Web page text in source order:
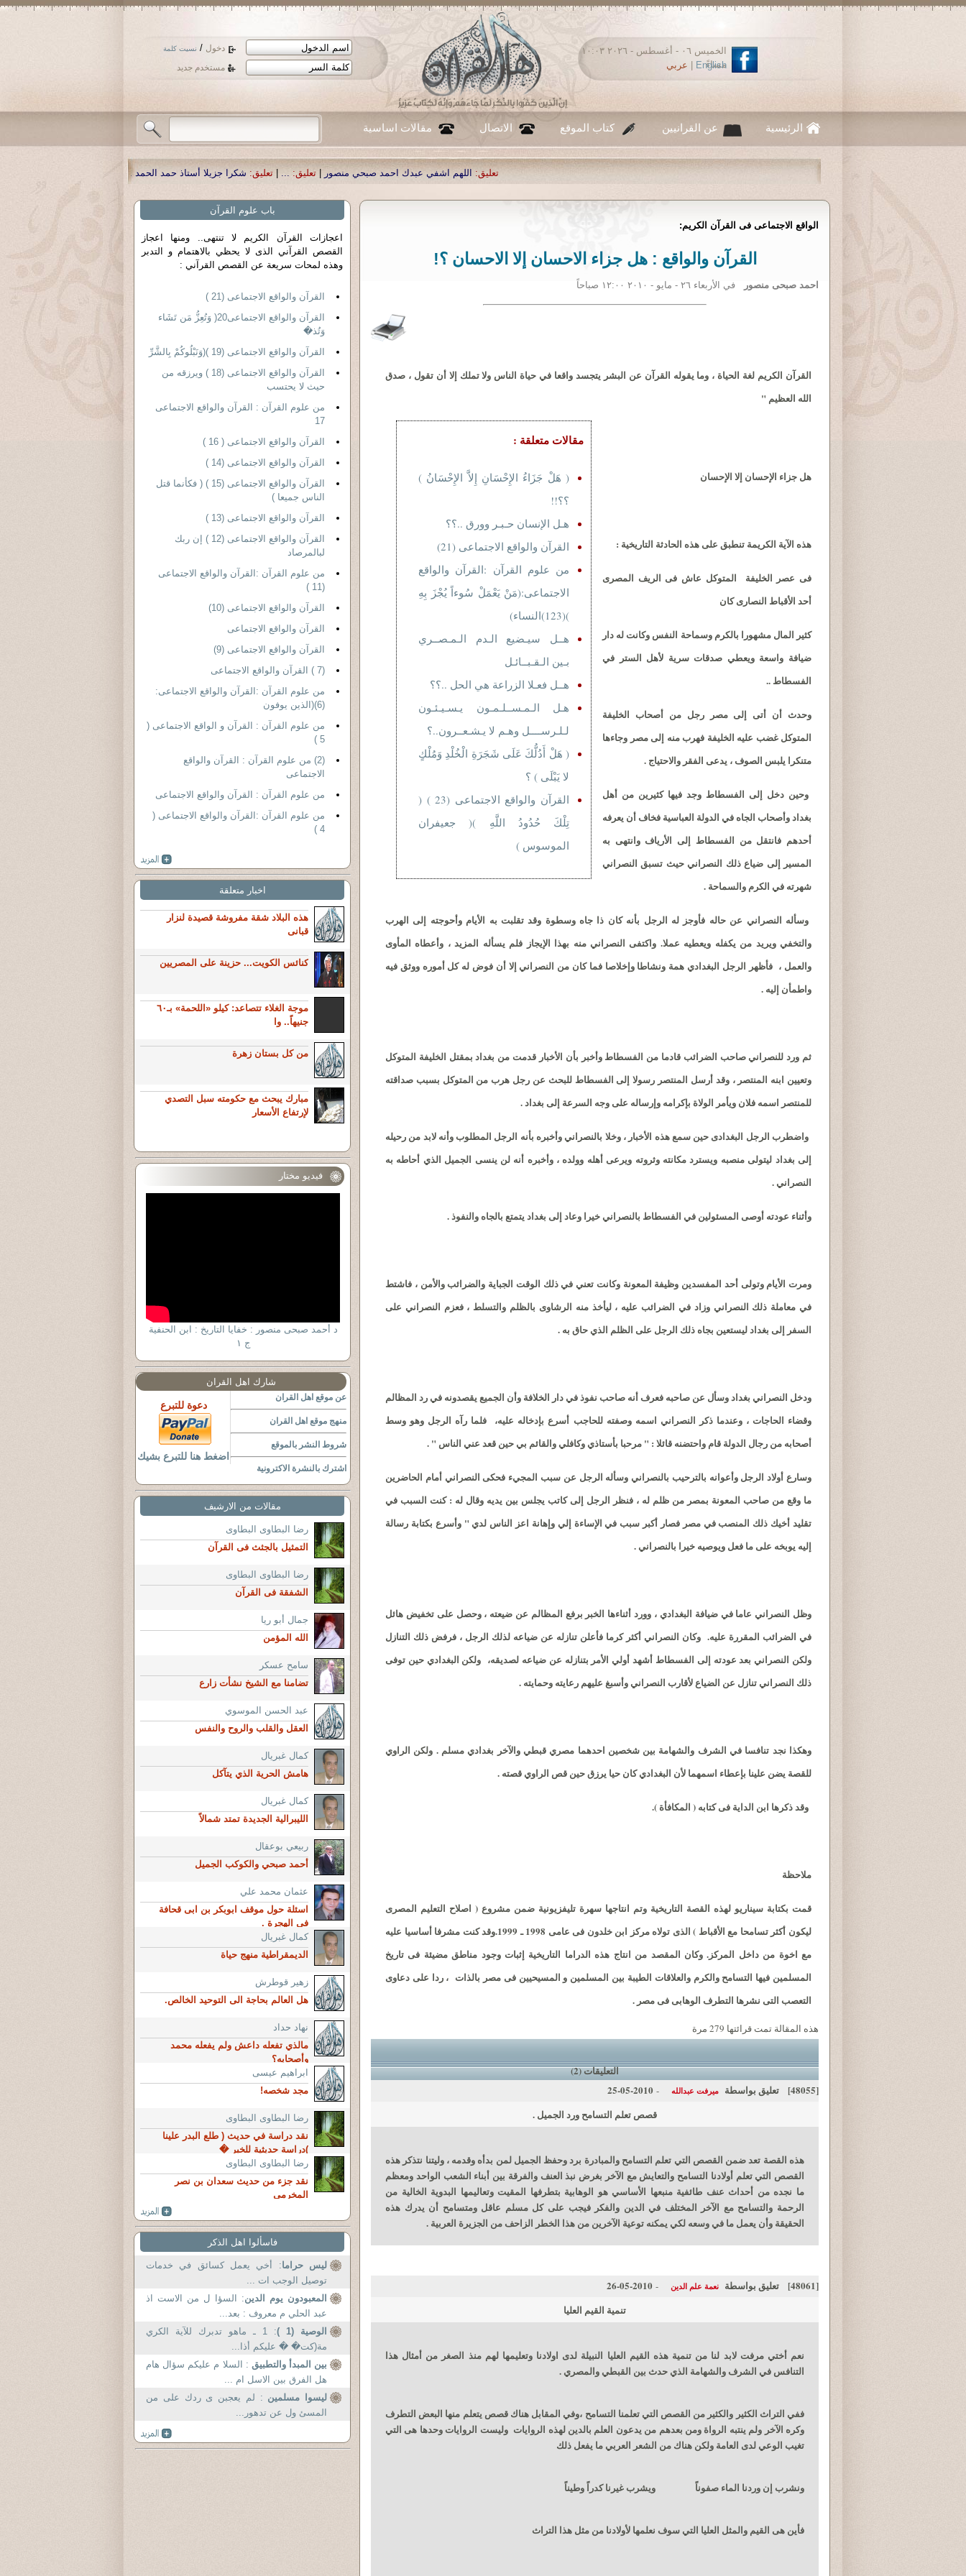
دخول / نسيت كلمة
مستخدم جديد
الخميس ٠٦ - أغسطس - ٢٠٢٦ ١٠:٠٣
مساءً
English عربي
الرئيسية عن القرانيين كتاب الموقع الاتصال مقالات اساسية
اللهم اشفي عبدك احمد صبحي منصور|تعليق: ...
|تعليق: شكرا جزيلا أستاذ حمد الحمد .أكرمكم الله .|تعليق: نسأل الله تعالى أن يمن بالشفاء
الواقع الاجتماعى فى القرآن الكريم:
القرآن والواقع : هل جزاء الاحسان إلا الاحسان ؟!
احمد صبحى منصور في الأربعاء ٢٦ - مايو - ٢٠١٠ ١٢:٠٠ صباحاً
القرآن الكريم لغة الحياة ، وما يقوله القرآن عن البشر يتجسد واقعا في حياة الناس ولا تملك إلا أن تقول ، صدق
الله العظيم "
مقالات متعلقة :
( هَلْ جَزَاءُ الإِحْسَانِ إِلاَّ الإِحْسَانُ )
؟؟!!
هـل الإنسان حـبـر وورق ..؟؟
القرآن والواقع الاجتماعى (21)
من علوم القرآن :القرآن والواقع
الاجتماعى:(مَنْ يَعْمَلْ سُوءاً يُجْزَ بِهِ
)(123)النساء)
هــل سيـضيع الـدم الـمـصــري
بـين الـقـبــائـل
هــل فعـلا الزراعة هي الحل ..؟؟
هـل الـمـســلـمـون يـسـيـئـون
لـلـرســــل وهـم لا يـشـعــرون..؟
( هَلْ أَدُلُّكَ عَلَى شَجَرَةِ الْخُلْدِ وَمُلْكٍ
لا يَبْلَى ) ؟
القرآن والواقع الاجتماعى (23 ) (
تِلْكَ حُدُودُ اللَّهِ )( جعيفران
الموسوس )
هل جزاء الإحسان إلا الإحسان
هذه الآية الكريمة تنطبق على هذه الحادثة التاريخية :
فى عصر الخليفة المتوكل عاش فى الريف المصرى
أحد الأقباط النصارى كان
كثير المال مشهورا بالكرم وسماحة النفس وكانت له دار
ضيافة واسعة ويعطي صدقات سرية لأهل الستر في
الفسطاط ..
وحدث أن أتى إلى مصر رجل من أصحاب الخليفة
المتوكل غضب عليه الخليفة فهرب منه إلى مصر وجاءها
متنكرا يلبس الصوف ، يدعى الفقر والاحتياج .
وحين دخل إلى الفسطاط وجد فيها كثيرين من أهل
بغداد وأصحاب الجاه في الدولة العباسية فخاف أن يعرفه
أحدهم فانتقل من الفسطاط إلى الأرياف وانتهى به
المسير إلى ضياع ذلك النصراني حيث تسبق النصراني
شهرته في الكرم والسماحة .
وسأله النصراني عن حاله فأوجز له الرجل بأنه كان ذا جاه وسطوة وقد تقلبت به الأيام وأحوجته إلى الهرب
والتخفي ويريد من يكفله ويعطيه عملا. واكتفى النصراني منه بهذا الإيجاز فلم يسأله المزيد ، وأعطاه المأوى
والعمل ، فأظهر الرجل البغدادي همة ونشاطا وإخلاصا فما كان من النصراني إلا أن فوض له كل أموره ووثق فيه
واطمأن إليه .
ثم ورد للنصراني صاحب الضرائب قادما من الفسطاط وأخبر بأن الأخبار قدمت من بغداد بمقتل الخليفة المتوكل
وتعيين ابنه المنتصر ، وقد أرسل المنتصر رسولا إلى الفسطاط للبحث عن رجل هرب من المتوكل بسبب صداقته
للمنتصر اسمه فلان ويأمر الولاة بإكرامه وإرساله على وجه السرعة إلى بغداد .
واضطرب الرجل البغدادى حين سمع هذه الأخبار ، وخلا بالنصراني وأخبره بأنه الرجل المطلوب وأنه لابد من رحيله
إلى بغداد ليتولى منصبه ويسترد مكانته وثروته ويرعى أهله وولده ، وأخبره أنه لن ينسى الجميل الذي أحاطه به
النصراني .
وأثناء عودته أوصى المسئولين في الفسطاط بالنصراني خيرا وعاد إلى بغداد يتمتع بالجاه والنفوذ .
ومرت الأيام وتولى أحد المفسدين وظيفة المعونة وكانت تعني في ذلك الوقت الجباية والضرائب والأمن ، فاشتط
في معاملة ذلك النصراني وزاد في الضرائب عليه ، ليأخذ منه الرشاوى بالظلم والتسلط ، فعزم النصراني على
السفر إلى بغداد ليستعين بجاه ذلك الرجل على الظلم الذي حاق به .
ودخل النصراني بغداد وسأل عن صاحبه فعرف أنه صاحب نفوذ في دار الخلافة وأن الجميع يقصدونه في رد المظالم
وقضاء الحاجات ، وعندما ذكر النصراني اسمه وصفته للحاجب أسرع بإدخاله عليه، فلما رآه الرجل وهو وسط
أصحابه من رجال الدولة قام واحتضنه قائلا : " مرحبا بأستاذي وكافلي والقائم بي حين قعد عني الناس " .
وسارع أولاد الرجل وأعوانه بالترحيب بالنصراني وسأله الرجل عن سبب المجيء فحكى النصراني أمام الحاضرين
ما وقع من صاحب المعونة بمصر من ظلم له ، فنظر الرجل إلى كاتب يجلس بين يديه وقال له : كنت السبب في
تقليد أخيك ذلك المنصب في مصر فصار أكبر سبب في الإساءة إلي وإهانة اعز الناس لدي " وأسرع بكتابة رسالة
إليه يوبخه على ما فعل ويوصيه خيرا بالنصراني .
وظل النصراني عاما في ضيافة البغدادي ، وورد أثناءها الخبر برفع المظالم عن ضيعته ، وحصل على تخفيض هائل
في الضرائب المقررة عليه. وكان النصراني أكثر كرما فأعلن تنازله عن ضياعه لذلك الرجل ، فرفض ذلك التنازل
ولكن النصراني بعد عودته إلى الفسطاط أشهد أولي الأمر بتنازله عن ضياعه لصديقه، ولكن البغدادي حين توفى
ذلك النصراني تنازل عن الضياع لأقارب النصراني وأسبغ عليهم رعايته وحمايته .
وهكذا نجد تنافسا في الشرف والشهامة بين شخصين احدهما مصري قبطي والآخر بغدادي مسلم . ولكن الراوي
للقصة يضن علينا بإعطاء اسمهما لأن البغدادي كان حيا يرزق حين قص الراوي قصته .
وقد ذكرها ابن الداية فى كتابه ( المكافأة ).
ملاحظة
قمت بكتابة سيناريو لهذه القصة التاريخية وتم انتاجها سهرة تليفزيونية ضمن مشروع ( اصلاح التعليم المصرى
ليكون أكثر تسامحا مع الأقباط ) الذى تولاه مركز ابن خلدون فى عامى 1998 ـ 1999.وقد كنت مشرفا أساسيا عليه
مع اخوة من داخل المركز. وكان المقصد من انتاج هذه الدراما التاريخية إثبات وجود مناطق مضيئة فى تاريخ
المسلمين فيها التسامح والكرم والعلاقات الطيبة بين المسلمين و المسيحيين فى مصر بالذات ، ردا على دعاوى
التعصب التى نشرها التطرف الوهابى فى مصر .
هذه المقالة تمت قرائتها 279 مرة
التعليقات (2)
[48055]
تعليق بواسطة ميرفت عبدالله -
2010-05-25
قصص تعلم التسامح ورد الجميل .
هذه القصة تعد ضمن القصص التي تعلم التسامح والمبادرة برد وحفظ الجميل لمن بدأه وقدمه ، وليتنا نتذكر هذه
القصص التي تعلم أولادنا التسامح والتعايش مع الآخر بغرض نبذ العنف والفرقة بين أبناء الشعب الواحد ومعظم
ما نجده من أحداث عنف طائفية منبعها الأساسي هو الوهابية بتطرفها المقيت وتعاليمها البدوية الخالية من
الرحمة والتسامح مع الآخر المختلف في الدين والفكر فيجب على كل مسلم عاقل ومتسامح أن يدرك هذه
الحقيقة وأن يعمل ما في وسعه لكي يمكنه توعية الآخرين من هذا الخطر الزاحف من الجزيرة العربية .
[48061] تعليق بواسطة نعمة علم الدين -
2010-05-26
تنمية القيم العليا
نعم أختي مرفت لابد لنا من تنمية هذه القيم العليا النبيلة لدى اولادنا وتعليمها لهم منذ الصغر من أمثال هذا
التنافس في الشرف والشهامة الذي حدث بين القبطي والمصري .
ففي التراث الكثير والكثير من القصص التي تعلمنا التسامح ،وفي المقابل هناك قصص يتعلم منها البعض التطرف
وكره الآخر ولم ينتبه الرواة ومن بعدهم من يدعون العلم بالدين لهذه الروايات وليست الروايات وحدها هى التي
تغيب الوعي لدى العامة ولكن هناك من الشعر العربي ما يفعل ذلك
ونشرب إن وردنا الماء صفوناً ويشرب غيرنا كدراً وطيناً
فأين هى القيم والمثل العليا التي سوف نعلمها لأولادنا من مثل هذا التراث
باب علوم القرآن
اعجازات القرآن الكريم لا تنتهى.. ومنها اعجاز
القصص القرآني الذى لا يحظي بالاهتمام و التدبر
وهذه لمحات سريعة عن القصص القرآني :
القرآن والواقع الاجتماعى (21 )
القرآن والواقع الاجتماعى20( وَتُعِزُّ مَن تَشَاء
وَتُذ�
القرآن والواقع الاجتماعى (19 )(وَنَبْلُوكُمْ بِالشَّرِّ
القرآن والواقع الاجتماعى (18 ) ويرزقه من
حيث لا يحتسب
من علوم القرآن : القرآن والواقع الاجتماعى
17
القرآن والواقع الاجتماعى ( 16 )
القرآن والواقع الاجتماعى (14 )
القرآن والواقع الاجتماعى (15 ) ( فكأنما قتل
الناس جميعا )
القرآن والواقع الاجتماعى (13 )
القرآن والواقع الاجتماعى (12 ) إن ربك
لبالمرصاد
من علوم القرآن :القرآن والواقع الاجتماعى
(11 )
القرآن والواقع الاجتماعى (10)
القرآن والواقع الاجتماعى
القرآن والواقع الاجتماعى (9)
(7 ) القرآن والواقع الاجتماعى
من علوم القرآن :القرآن والواقع الاجتماعى:
(6)(الذين يوفون
من علوم القرآن : القرآن و الواقع الاجتماعى (
5 )
(2) من علوم القرآن : القرآن والواقع
الاجتماعى
من علوم القرآن : القرآن والواقع الاجتماعى
من علوم القرآن :القرآن والواقع الاجتماعى (
4 )
اخبار متعلقة
هذه البلاد شقة مفروشة قصيدة لنزار
قبانى
كنائس الكويت... حزينة على المصريين
موجة الغلاء تتصاعد: كيلو «اللحمة» بـ٦٠
جنيهاً.. وا
من كل بستان زهرة
مبارك يبحث مع حكومته سبل التصدي
لإرتفاع الأسعار
فيديو مختار
د أحمد صبحى منصور : خفايا التاريخ : ابن الحنفية
ج ١
شارك اهل القران
عن موقع اهل القران
منهج موقع اهل القران
شروط النشر بالموقع
اشترك بالنشرة الاكترونية
دعوة للتبرع
اضغط هنا للتبرع بشيك
مقالات من الارشيف
رضا البطاوى البطاوى
التمثيل بالجثث فى القرآن
رضا البطاوى البطاوى
الشفقة فى القرآن
جمال أبو ريا
الله المؤمن
سامح عسكر
تضامنا مع الشيخ نشأت زارع
عبد الحسن الموسوي
العقل والقلب والروح والنفس
كمال غبريال
هامش الحرية الذي يتآكل
كمال غبريال
الليبرالية الجديدة تمتد شمالاً
ربيعي بوعقال
أحمد صبحي والكوكب الجميل
عثمان محمد علي
اسئلة حول موقف ابوبكر بن ابى قحافة
فى الهجرة .
كمال غبريال
الديمقراطية منهج حياة
زهير قوطرش
هل العالم بحاجة الى التوحيد الخالص.
نهاد حداد
مالذي تفعله داعش ولم يفعله محمد
وأصحابه؟
ابراهيم عيسى
مجد شخصه!
رضا البطاوى البطاوى
نقد دراسة في حديث ( طلع البدر علينا
)دراسة حديثية للخبر �
رضا البطاوى البطاوى
نقد جزء من حديث سعدان بن نصر
المخرمي
فاسألوا اهل الذكر
ليس حراما: أخي يعمل كسائق في خدمات
توصيل الوجب ات ...
المعبودون يوم الدين: السؤا ل من الاست اذ
عبد الحلي م معروف : بعد...
الوصية (1 )
: 1 ـ ماهو تدبرك للآية الكري
مة(كت� � عليكم أذا...
بين المبدأ والتطبيق : السلا م عليكم سؤال هام
هل الفرق بين الاسل ام ...
ليسوا مسلمين : لم يعجبن ى ردك على من
المسئ ول عن تدهور...